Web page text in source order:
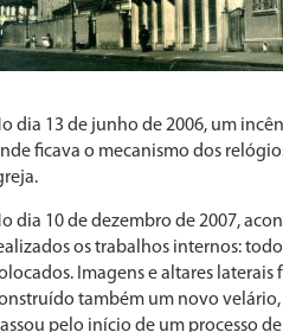
dia 13 de junho de 2006, um
ficava o mecanismo dos
dia 10 de dezembro de 2007,
os trabalhos internos:
Imagens e altares laterais
também um novo velário,
pelo início de um processo